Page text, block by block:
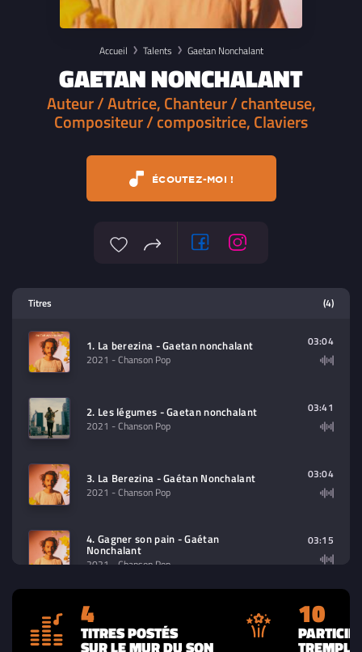
Accueil Talents Gaetan Nonchalant
GAETAN NONCHALANT
Auteur / Autrice, Chanteur / chanteuse,
Compositeur / compositrice, Claviers
ÉCOUTEZ-MOI !
contenu à lire (audio/video)
Titres (4)
1. La berezina - Gaetan nonchalant
2021 - Chanson Pop
03:04
2. Les légumes - Gaetan nonchalant
2021 - Chanson Pop
03:41
3. La Berezina - Gaétan Nonchalant
2021 - Chanson Pop
03:04
4. Gagner son pain - Gaétan
Nonchalant
2021 - Chanson Pop
03:15
4
TITRES POSTÉS
SUR LE MUR DU SON
10